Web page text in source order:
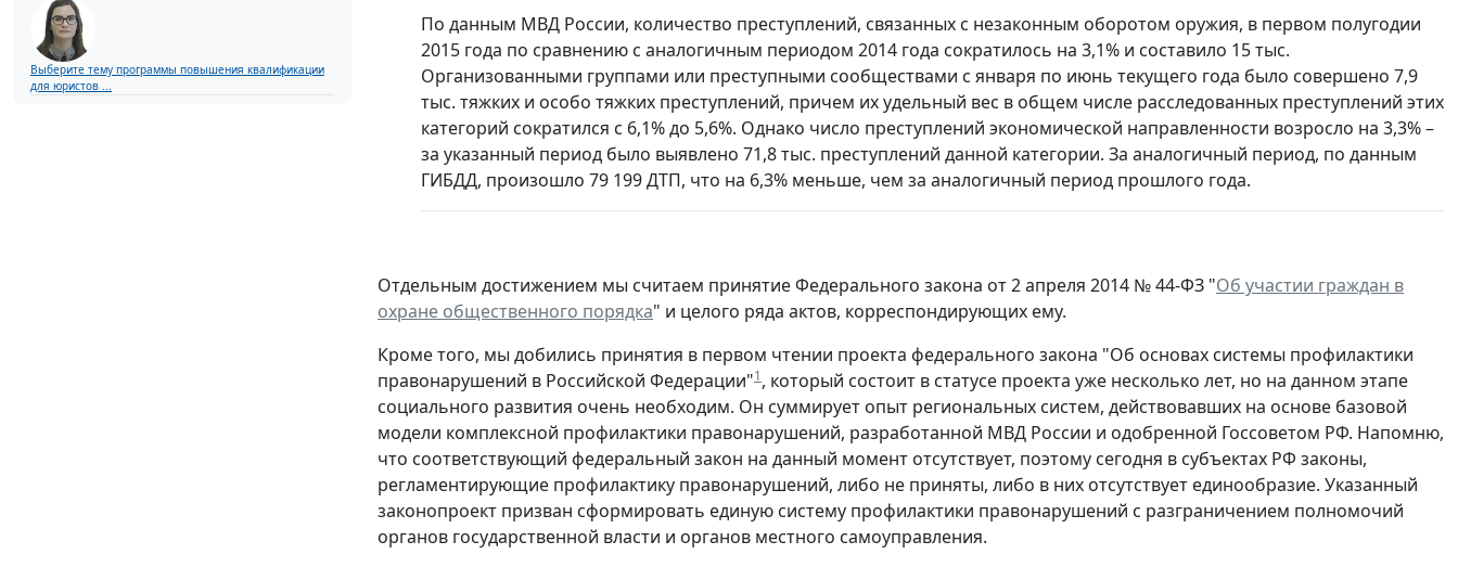
Выберите тему программы повышения квалификации
для юристов ...
По данным МВД России, количество преступлений, связанных с незаконным оборотом оружия, в первом полугодии
2015 года по сравнению с аналогичным периодом 2014 года сократилось на 3,1% и составило 15 тыс.
Организованными группами или преступными сообществами с января по июнь текущего года было совершено 7,9
тыс. тяжких и особо тяжких преступлений, причем их удельный вес в общем числе расследованных преступлений этих
категорий сократился с 6,1% до 5,6%. Однако число преступлений экономической направленности возросло на 3,3% –
за указанный период было выявлено 71,8 тыс. преступлений данной категории. За аналогичный период, по данным
ГИБДД, произошло 79 199 ДТП, что на 6,3% меньше, чем за аналогичный период прошлого года.
Отдельным достижением мы считаем принятие Федерального закона от 2 апреля 2014 № 44-ФЗ "Об участии граждан в
охране общественного порядка" и целого ряда актов, корреспондирующих ему.
Кроме того, мы добились принятия в первом чтении проекта федерального закона "Об основах системы профилактики
правонарушений в Российской Федерации"1, который состоит в статусе проекта уже несколько лет, но на данном этапе
социального развития очень необходим. Он суммирует опыт региональных систем, действовавших на основе базовой
модели комплексной профилактики правонарушений, разработанной МВД России и одобренной Госсоветом РФ. Напомню,
что соответствующий федеральный закон на данный момент отсутствует, поэтому сегодня в субъектах РФ законы,
регламентирующие профилактику правонарушений, либо не приняты, либо в них отсутствует единообразие. Указанный
законопроект призван сформировать единую систему профилактики правонарушений с разграничением полномочий
органов государственной власти и органов местного самоуправления.